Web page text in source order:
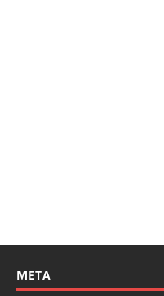
META